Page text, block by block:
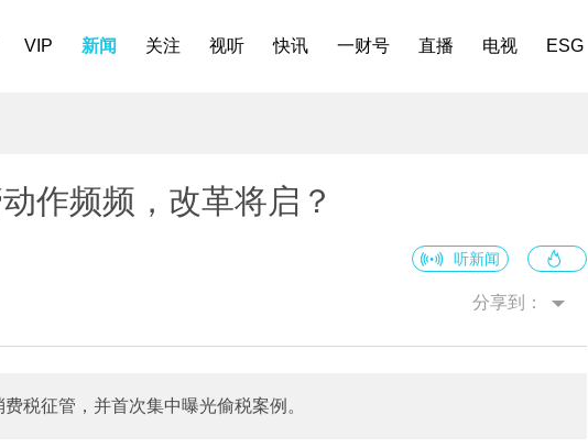
VIP 新闻 关注 视听 快讯 一财号 直播 电视 ESG
作频频，改革将启？
听新闻
分享到：
税征管，并首次集中曝光偷税案例。